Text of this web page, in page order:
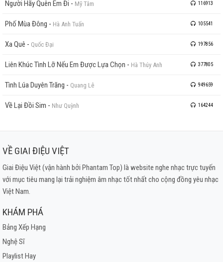
Người Hãy Quên Em Đi - Mỹ Tâm 116913
Phố Mùa Đông - Hà Anh Tuấn 105541
Xa Quê - Quốc Đại 197856
Liên Khúc Tình Lỡ Nếu Em Được Lựa Chọn - Hà Thúy Anh 377805
Tình Lúa Duyên Trăng - Quang Lê 949659
Về Lại Đồi Sim - Như Quỳnh 164244
VỀ GIAI ĐIỆU VIỆT
Giai Điệu Việt (vận hành bởi Phantam Top) là website nghe nhạc trực tuyến
với mục tiêu mang lại trải nghiệm âm nhạc tốt nhất cho cộng đồng yêu nhạc
Việt Nam.
KHÁM PHÁ
Bảng Xếp Hạng
Nghệ Sĩ
Playlist Hay